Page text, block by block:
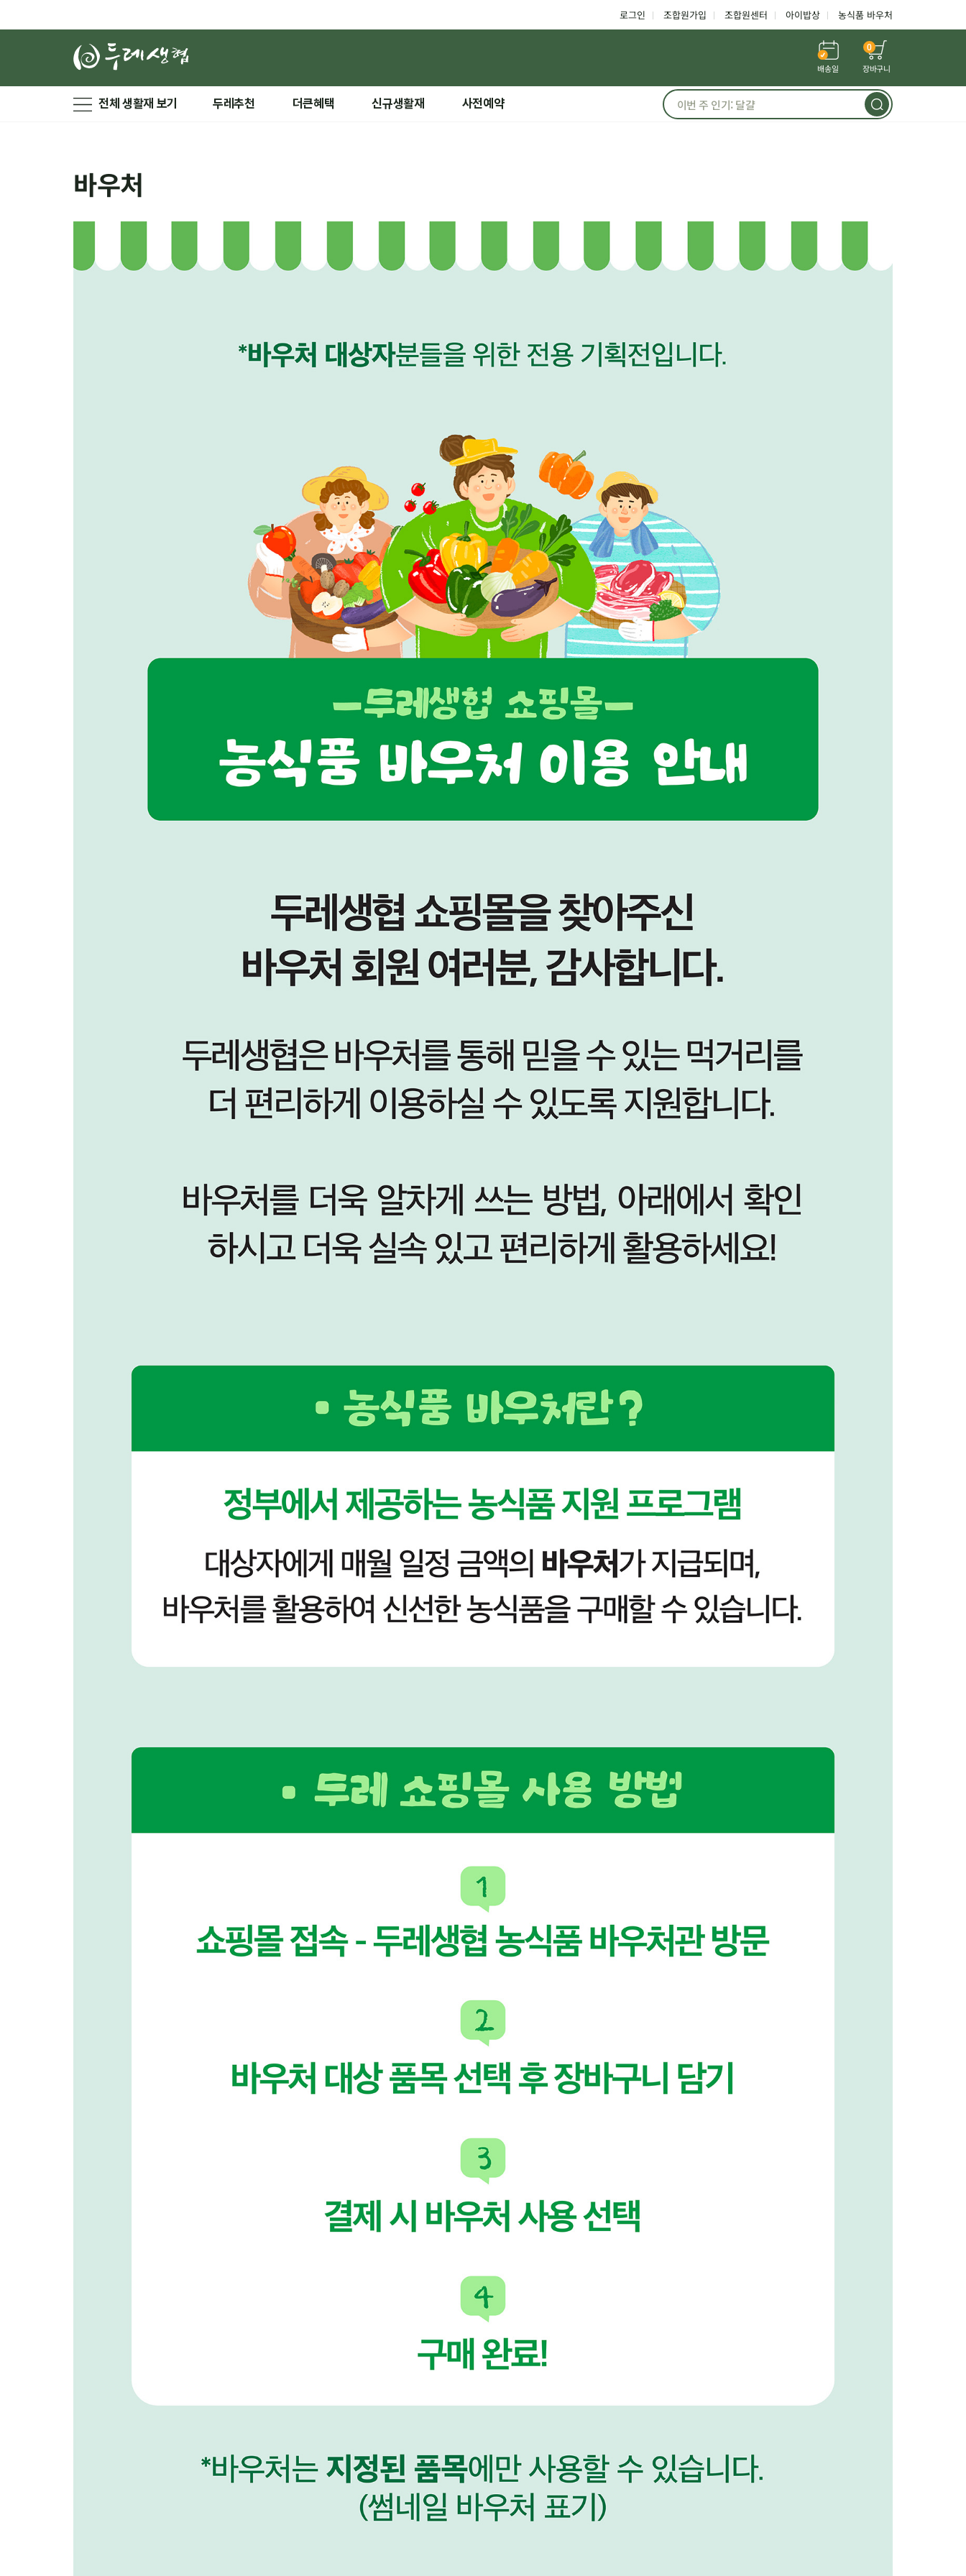
로그인 조합원가입 조합원센터 아이밥상 농식품 바우처
배송일
0
장바구니
전체 생활재 보기 두레추천 더큰혜택 신규생활재 사전예약
바우처